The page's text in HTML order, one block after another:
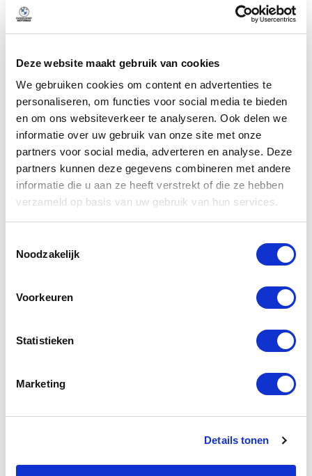
Deze website maakt gebruik van cookies
We gebruiken cookies om content en advertenties te
personaliseren, om functies voor social media te bieden
en om ons websiteverkeer te analyseren. Ook delen we
informatie over uw gebruik van onze site met onze
partners voor social media, adverteren en analyse. Deze
partners kunnen deze gegevens combineren met andere
informatie die u aan ze heeft verstrekt of die ze hebben
verzameld op basis van uw gebruik van hun services.
Noodzakelijk
Voorkeuren
Statistieken
Marketing
Details tonen
Handgeschakeld
Transmissie
Omschrijving
Meer weergeven
Alle opties